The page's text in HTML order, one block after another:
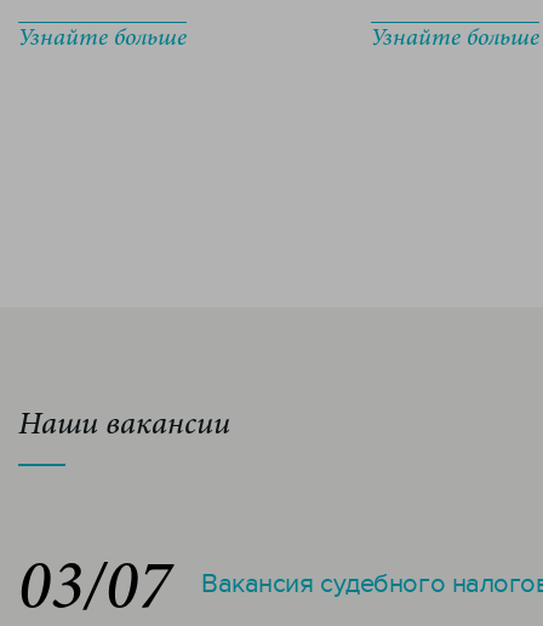
Узнайте больше Узнайте больше
Наши вакансии
03/07 Вакансия судебного